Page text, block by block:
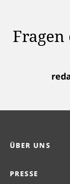
ÜBER UNS
PRESSE